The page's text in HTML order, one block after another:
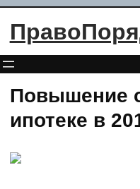
Перейти
Повышение
ипотеке в